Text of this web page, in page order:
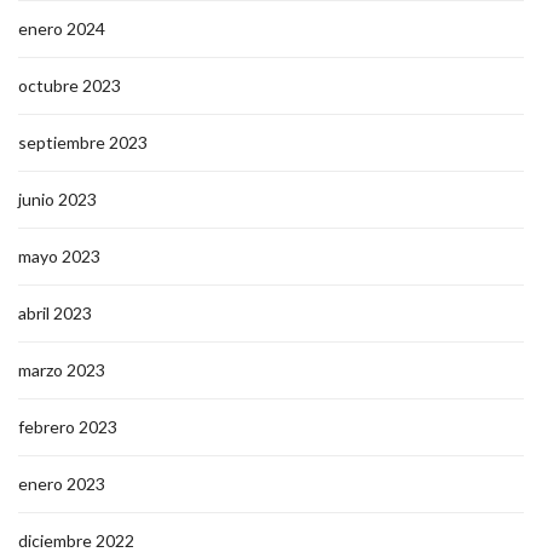
enero 2024
octubre 2023
septiembre 2023
junio 2023
mayo 2023
abril 2023
marzo 2023
febrero 2023
enero 2023
diciembre 2022